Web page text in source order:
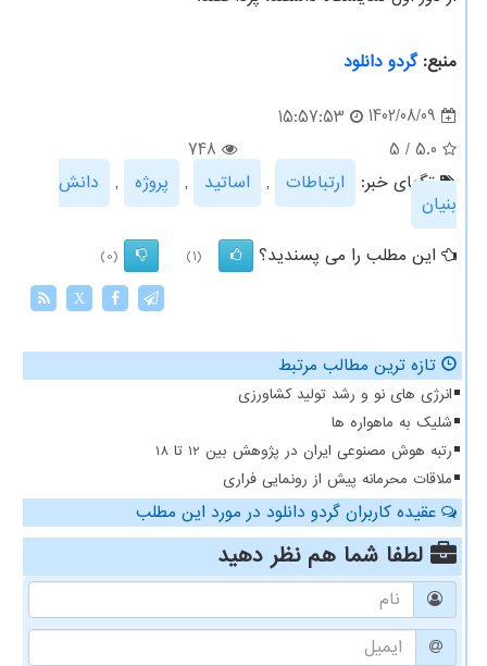
منبع:گردو دانلود
1402/08/09
15:57:53
5.0
/
5
748
تگهای خبر:
ارتباطات , اساتید , پروژه ,
دانش
بنیان
این مطلب را می پسندید؟
(1)
(0)
X
تازه ترین مطالب مرتبط
انرژی های نو و رشد تولید کشاورزی
شلیک به ماهواره ها
رتبه هوش مصنوعی ایران در پژوهش بین 12 تا 18
ملاقات محرمانه پیش از رونمایی فراری
عقیده کاربران گردو دانلود در مورد این مطلب
لطفا شما همنظر دهید